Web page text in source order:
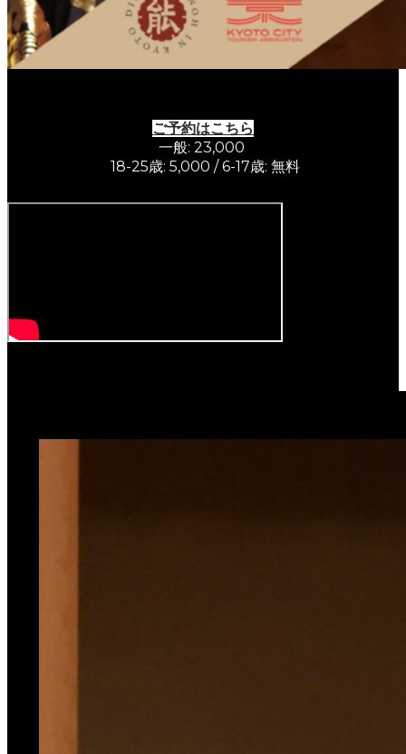
ご予約はこちら
一般: 23,000
18-25歳: 5,000 / 6-17歳: 無料